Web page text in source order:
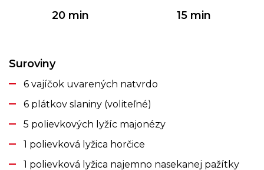
20 min 15 min
Suroviny
6 vajíčok uvarených natvrdo
6 plátkov slaniny (voliteľné)
5 polievkových lyžíc majonézy
1 polievková lyžica horčice
1 polievková lyžica najemno nasekanej pažítky